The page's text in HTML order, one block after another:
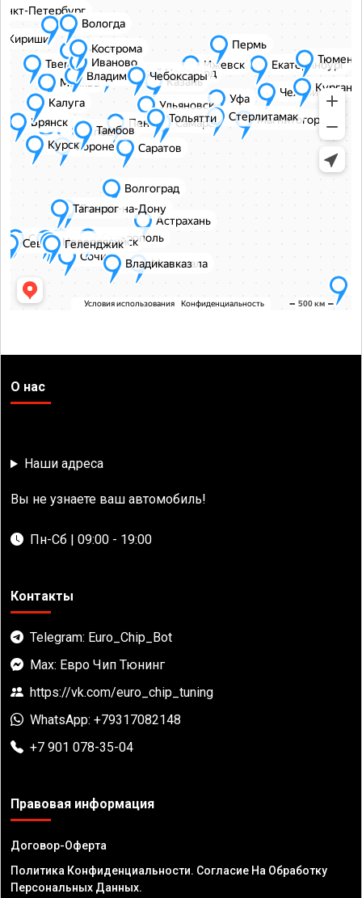
О нас
Наши адреса
Вы не узнаете ваш автомобиль!
Пн-Сб | 09:00 - 19:00
Контакты
Telegram: Euro_Chip_Bot
Max: Евро Чип Тюнинг
https://vk.com/euro_chip_tuning
WhatsApp: +79317082148
+7 901 078-35-04
Правовая информация
Договор-Оферта
Политика Конфиденциальности. Согласие На Обработку
Персональных Данных.